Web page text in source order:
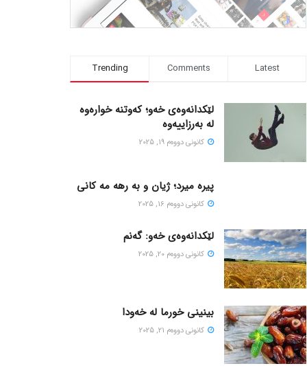
Trending Comments Latest
لێکدانەوەی خەو؛ کەوتنە خوارەوە
لە بەرزاییەوە
كانونی دووه‌م 19, 2025
پیره میرد؛ ژیان و به رهه مه کانی
كانونی دووه‌م 16, 2025
لێکدانەوەی خەو: گەنم
كانونی دووه‌م 20, 2025
بینینی خورما لە خەودا
كانونی دووه‌م 21, 2025